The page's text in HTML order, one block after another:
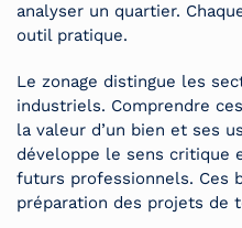
analyser un quartier.
outil pratique.
Le zonage distingue les
industriels. Comprendre
la valeur d’un bien et ses
développe le sens critique
futurs professionnels. Ces
préparation des projets de